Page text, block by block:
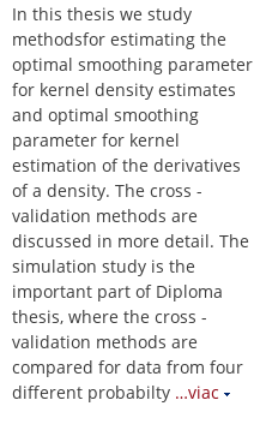
In this thesis we study
methodsfor estimating the
optimal smoothing parameter
for kernel density estimates
and optimal smoothing
parameter for kernel
estimation of the derivatives
of a density. The cross -
validation methods are
discussed in more detail. The
simulation study is the
important part of Diploma
thesis, where the cross -
validation methods are
compared for data from four
different probabilty …viac